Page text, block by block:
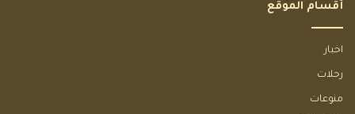
أقسام الموقع
اخبار
رحلات
منوعات